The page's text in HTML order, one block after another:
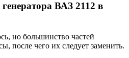
ВАЗ 2112 в
но большинство частей
после чего их следует заменить.